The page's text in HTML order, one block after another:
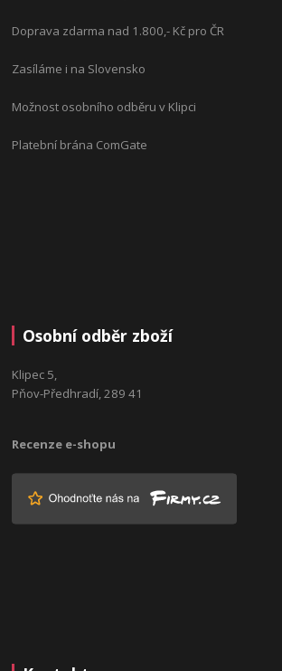
Doprava zdarma nad 1.800,- Kč pro ČR
Zasíláme i na Slovensko
Možnost osobního odběru v Klipci
Platební brána ComGate
Osobní odběr zboží
Klipec 5,
Pňov-Předhradí, 289 41
Recenze e-shopu